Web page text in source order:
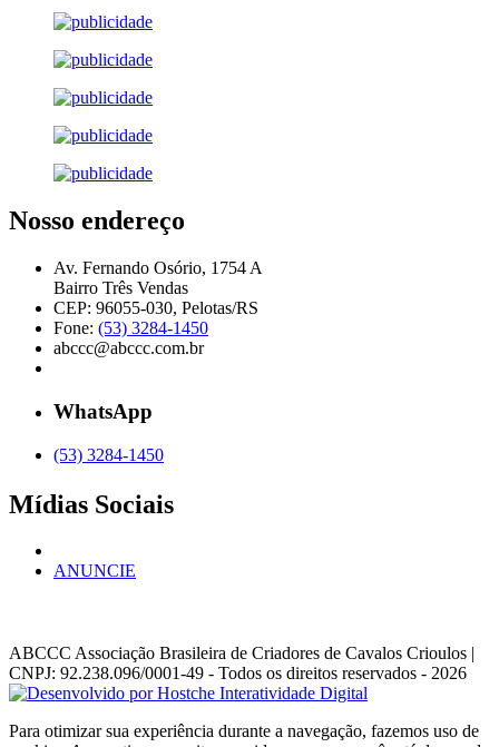
Nosso endereço
Av. Fernando Osório, 1754 A
Bairro Três Vendas
CEP: 96055-030, Pelotas/RS
Fone: (53) 3284-1450
abccc@abccc.com.br
WhatsApp
(53) 3284-1450
Mídias Sociais
ANUNCIE
ABCCC Associação Brasileira de Criadores de Cavalos Crioulos |
CNPJ: 92.238.096/0001-49 - Todos os direitos reservados - 2026
Para otimizar sua experiência durante a navegação, fazemos uso de